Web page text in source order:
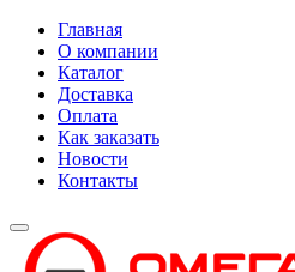
Главная
О компании
Каталог
Доставка
Оплата
Как заказать
Новости
Контакты